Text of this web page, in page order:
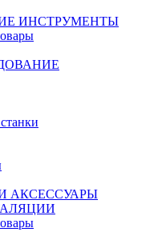
ИНСТРУМЕНТЫ
АКСЕССУАРЫ